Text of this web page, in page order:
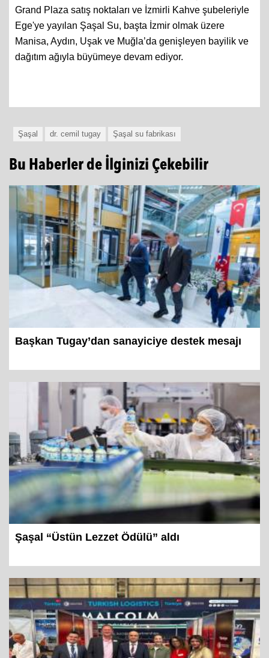
Grand Plaza satış noktaları ve İzmirli Kahve şubeleriyle
Ege'ye yayılan Şaşal Su, başta İzmir olmak üzere
Manisa, Aydın, Uşak ve Muğla’da genişleyen bayilik ve
dağıtım ağıyla büyümeye devam ediyor.
Şaşal dr. cemil tugay Şaşal su fabrikası
Bu Haberler de İlginizi Çekebilir
Başkan Tugay’dan sanayiciye destek mesajı
Şaşal “Üstün Lezzet Ödülü” aldı